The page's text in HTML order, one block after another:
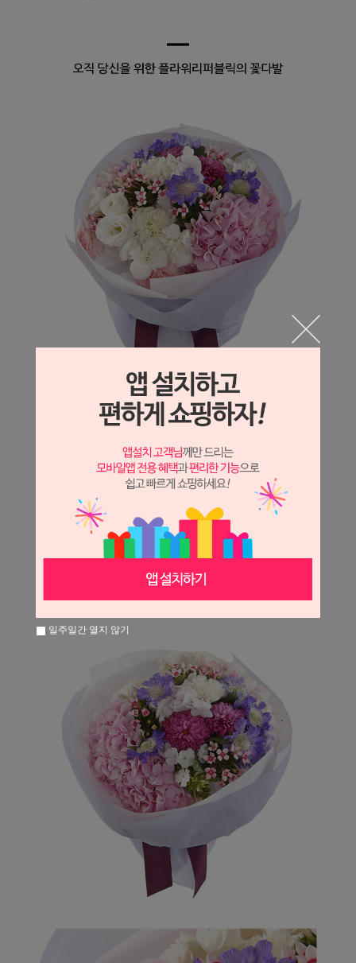
일주일간 열지 않기